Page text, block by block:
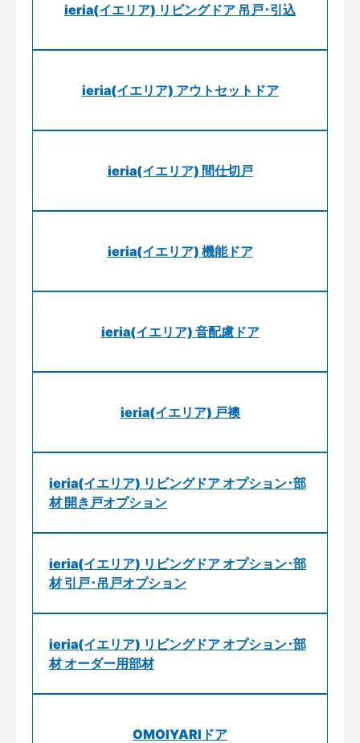
ieria(イエリア) リビングドア 吊戸･引込
ieria(イエリア) アウトセットドア
ieria(イエリア) 間仕切戸
ieria(イエリア) 機能ドア
ieria(イエリア) 音配慮ドア
ieria(イエリア) 戸襖
ieria(イエリア) リビングドア オプション･部
材 開き戸オプション
ieria(イエリア) リビングドア オプション･部
材 引戸･吊戸オプション
ieria(イエリア) リビングドア オプション･部
材 オーダー用部材
OMOIYARIドア